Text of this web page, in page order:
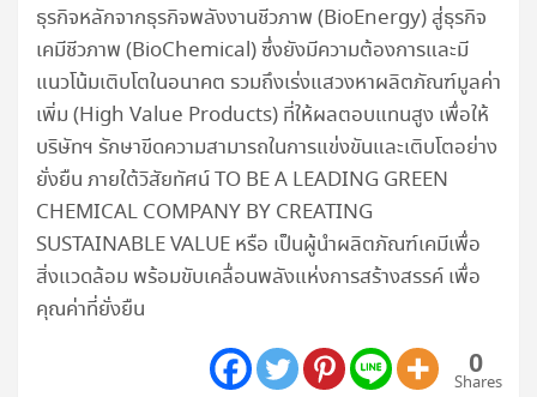
ธุรกิจหลักจากธุรกิจพลังงานชีวภาพ (BioEnergy) สู่ธุรกิจ
เคมีชีวภาพ (BioChemical) ซึ่งยังมีความต้องการและมี
แนวโน้มเติบโตในอนาคต รวมถึงเร่งแสวงหาผลิตภัณฑ์มูลค่า
เพิ่ม (High Value Products) ที่ให้ผลตอบแทนสูง เพื่อให้
บริษัทฯ รักษาขีดความสามารถในการแข่งขันและเติบโตอย่าง
ยั่งยืน ภายใต้วิสัยทัศน์ TO BE A LEADING GREEN
CHEMICAL COMPANY BY CREATING
SUSTAINABLE VALUE หรือ เป็นผู้นำผลิตภัณฑ์เคมีเพื่อ
สิ่งแวดล้อม พร้อมขับเคลื่อนพลังแห่งการสร้างสรรค์ เพื่อ
คุณค่าที่ยั่งยืน
0
Shares